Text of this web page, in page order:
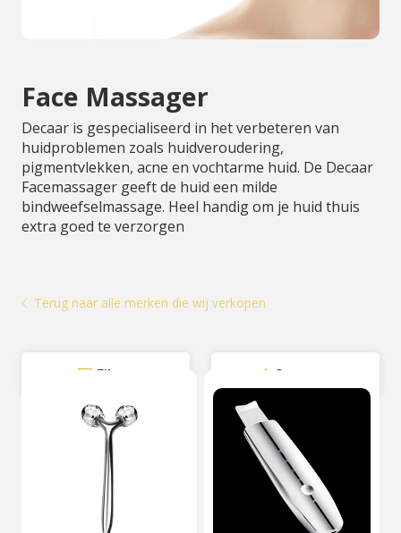
Face Massager
Decaar is gespecialiseerd in het verbeteren van
huidproblemen zoals huidveroudering,
pigmentvlekken, acne en vochtarme huid. De Decaar
Facemassager geeft de huid een milde
bindweefselmassage. Heel handig om je huid thuis
extra goed te verzorgen
Terug naar alle merken die wij verkopen
Filter Sorteer